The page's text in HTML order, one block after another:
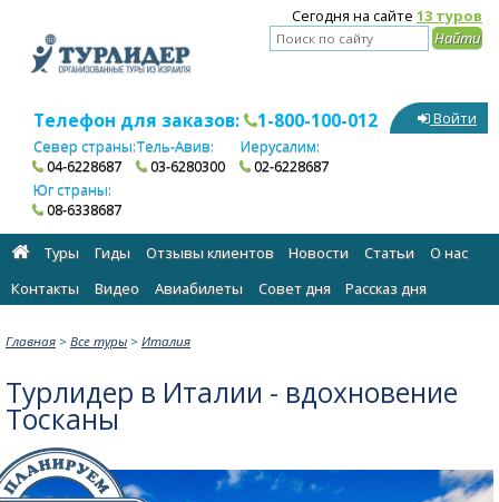
Сегодня на сайте 13 туров
Телефон для заказов: 1-800-100-012
Север страны:
04-6228687
Тель-Авив:
03-6280300
Иерусалим:
02-6228687
Юг страны:
08-6338687
Войти
Туры Гиды Отзывы клиентов Новости Статьи
О нас
Контакты
Видео Авиабилеты Cовет дня Рассказ дня
Главная > Все туры > Италия
Турлидер в Италии - вдохновение
Тосканы